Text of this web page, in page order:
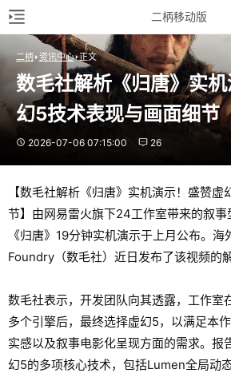
二柄移动版
二柄 资讯中心 正文
数毛社解析《归唐》实
幻5技术表现与画面细节
2026-07-06 07:15:00 26
【数毛社解析《归唐》实机演示！盛赞
节】由网易雷火旗下24工作室带来的叙
《归唐》19分钟实机演示于上月公布。
Foundry（数毛社）近日发布了该视频的
数毛社表示，开发团队向其透露，工作室
多个引擎后，最终选择虚幻5，以满足本
实感以及叙事电影化呈现方面的需求。报
幻5的多项核心技术，包括Lumen全局动